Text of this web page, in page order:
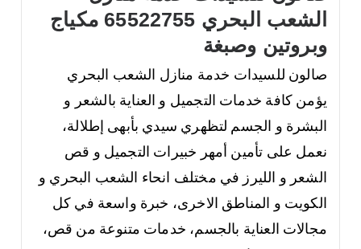
الشعب البحري 65522755 مكياج
وبروتين وصبغة
صالون للسيدات خدمة منازل الشعب البحري
يؤمن كافة خدمات التجميل و العناية بالشعر و
البشرة و الجسم لتظهري سيدي بأبهى إطلالة،
نعمل على تأمين أمهر خبيرات التجميل و قص
الشعر و الليرز في مختلف انحاء الشعب البحري و
الكويت و المناطق الاخرى، خبرة واسعة في كل
مجالات العناية بالجسم، خدمات متنوعة من قص،